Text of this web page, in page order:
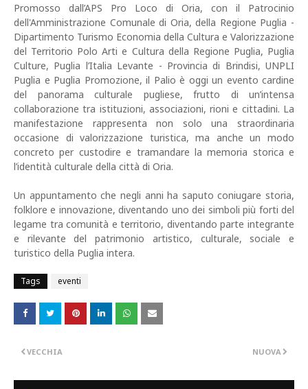
Promosso dall’APS Pro Loco di Oria, con il Patrocinio
dell'Amministrazione Comunale di Oria, della Regione Puglia -
Dipartimento Turismo Economia della Cultura e Valorizzazione
del Territorio Polo Arti e Cultura della Regione Puglia, Puglia
Culture, Puglia l’Italia Levante - Provincia di Brindisi, UNPLI
Puglia e Puglia Promozione, il Palio è oggi un evento cardine
del panorama culturale pugliese, frutto di un’intensa
collaborazione tra istituzioni, associazioni, rioni e cittadini. La
manifestazione rappresenta non solo una straordinaria
occasione di valorizzazione turistica, ma anche un modo
concreto per custodire e tramandare la memoria storica e
l’identità culturale della città di Oria.
Un appuntamento che negli anni ha saputo coniugare storia,
folklore e innovazione, diventando uno dei simboli più forti del
legame tra comunità e territorio, diventando parte integrante
e rilevante del patrimonio artistico, culturale, sociale e
turistico della Puglia intera.
Tags eventi
NUOVA
VECCHIA